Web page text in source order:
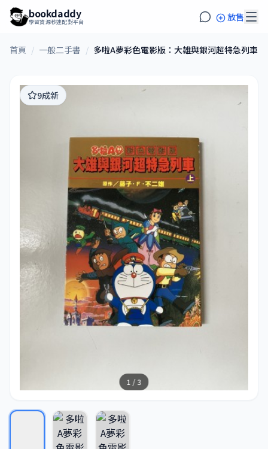
bookdaddy
學習資源秒速配對平台 放售
首頁 / 一般二手書 / 多啦A夢彩色電影版：大雄與銀河超特急列車
1 / 3
9成新